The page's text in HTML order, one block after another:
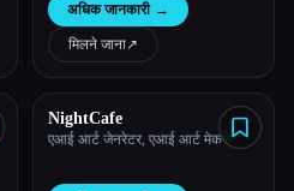
अधिक जानकारी →
मिलने जाना↗︎
NightCafe
एआई आर्ट जेनरेटर, एआई आर्ट मेकर